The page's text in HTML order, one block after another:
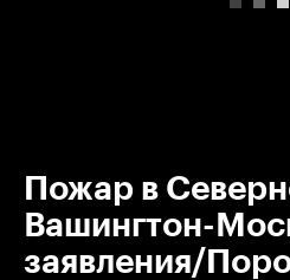
Пожар в
Вашингтон-
заявления/